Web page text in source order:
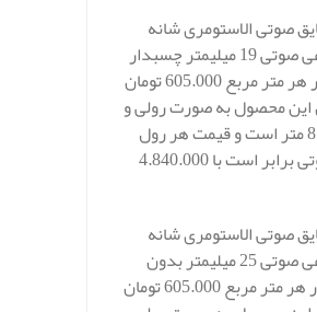
صوتی الاستومری شانه
تخم مرغی صوتی 19 میلیمتر چسبدار
مسلح در هر متر مربع 605.000 تومان
محصول به صورت رولی و
هر رول 8 متر است و قیمت هر رول
عایق صوتی برابر است با 4.840.000
صوتی الاستومری شانه
تخم مرغی صوتی 25 میلیمتر بدون
چسب در هر متر مربع 605.000 تومان